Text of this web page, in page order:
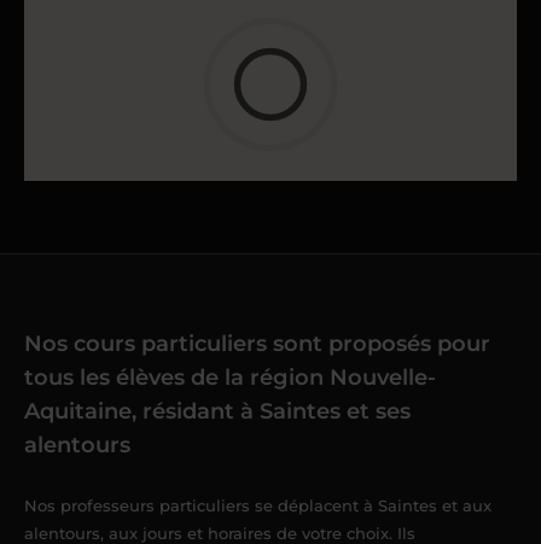
Nos cours particuliers sont proposés pour
tous les élèves de la région Nouvelle-
Aquitaine, résidant à Saintes et ses
alentours
Nos professeurs particuliers se déplacent à Saintes et aux
alentours, aux jours et horaires de votre choix. Ils